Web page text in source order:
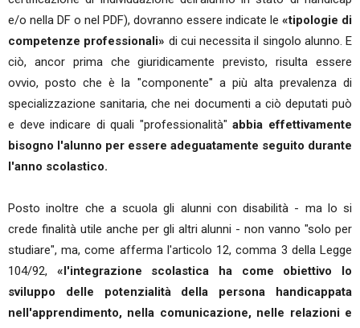
e/o nella DF o nel PDF), dovranno essere indicate le «tipologie di
competenze professionali» di cui necessita il singolo alunno. E
ciò, ancor prima che giuridicamente previsto, risulta essere
ovvio, posto che è la "componente" a più alta prevalenza di
specializzazione sanitaria, che nei documenti a ciò deputati può
e deve indicare di quali "professionalità"abbia effettivamente
bisogno l'alunno per essere adeguatamente seguito durante
l'anno scolastico.
Posto inoltre che a scuola gli alunni con disabilità - ma lo si
crede finalità utile anche per gli altri alunni - non vanno "solo per
studiare", ma, come afferma l'articolo 12, comma 3 della Legge
104/92, «l'integrazione scolastica ha come obiettivo lo
sviluppo delle potenzialità della persona handicappata
nell'apprendimento, nella comunicazione, nelle relazioni e